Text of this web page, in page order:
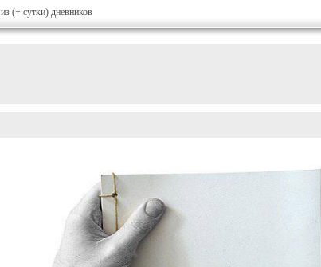
из (+ сутки) дневников